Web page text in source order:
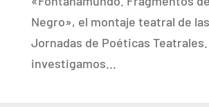
Negro», el montaje teatral de las
Jornadas de Poéticas
investigamos...